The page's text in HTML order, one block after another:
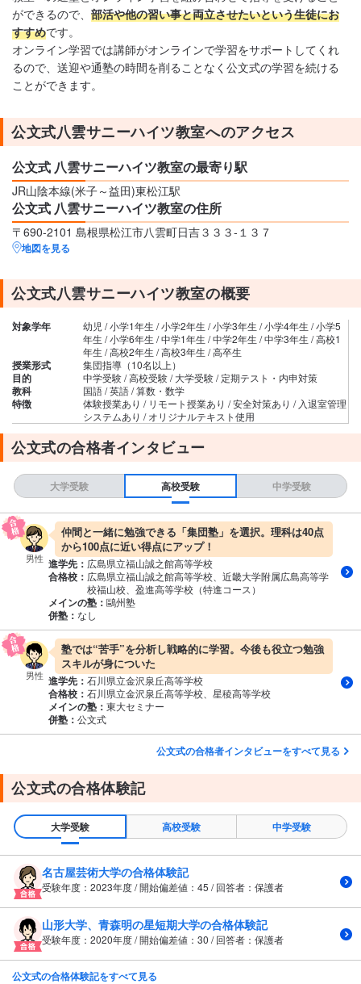
ができるので、 部活や他の習い事と両立させたいという生徒にお
すすめです。
オンライン学習では講師がオンラインで学習をサポートしてくれ
るので、送迎や通塾の時間を削ることなく公文式の学習を続ける
ことができます。
公文式八雲サニーハイツ教室へのアクセス
公文式 八雲サニーハイツ教室の最寄り駅
JR山陰本線(米子～益田)東松江駅
公文式 八雲サニーハイツ教室の住所
〒690-2101 島根県松江市八雲町日吉３３３‐１３７
地図を見る
公文式八雲サニーハイツ教室の概要
対象学年
幼児 / 小学1年生 / 小学2年生 / 小学3年生 / 小学4年生 / 小学5
年生 / 小学6年生 / 中学1年生 / 中学2年生 / 中学3年生 / 高校1
年生 / 高校2年生 / 高校3年生 / 高卒生
授業形式 集団指導（10名以上）
目的 中学受験 / 高校受験 / 大学受験 / 定期テスト・内申対策
教科 国語 / 英語 / 算数・数学
特徴
体験授業あり / リモート授業あり / 安全対策あり / 入退室管理
システムあり / オリジナルテキスト使用
公文式の合格者インタビュー
大学受験 高校受験 中学受験
男性
仲間と一緒に勉強できる「集団塾」を選択。理科は40点
から100点に近い得点にアップ！
進学先： 広島県立福山誠之館高等学校
合格校： 広島県立福山誠之館高等学校、近畿大学附属広島高等学
校福山校、盈進高等学校（特進コース）
メインの塾： 鷗州塾
併塾： なし
男性
塾では“苦手”を分析し戦略的に学習。今後も役立つ勉強
スキルが身についた
進学先： 石川県立金沢泉丘高等学校
合格校： 石川県立金沢泉丘高等学校、星稜高等学校
メインの塾： 東大セミナー
併塾： 公文式
公文式の合格者インタビューをすべて見る
公文式の合格体験記
大学受験 高校受験 中学受験
名古屋芸術大学の合格体験記
受験年度：2023年度 / 開始偏差値：45 / 回答者：保護者
山形大学、青森明の星短期大学の合格体験記
受験年度：2020年度 / 開始偏差値：30 / 回答者：保護者
公文式の合格体験記をすべて見る